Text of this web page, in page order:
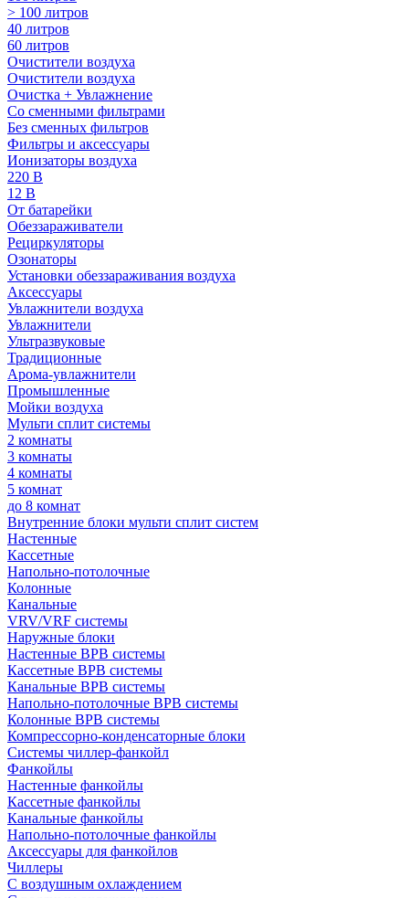
> 100 литров
40 литров
60 литров
Очистители воздуха
Очистители воздуха
Очистка + Увлажнение
Cо сменными фильтрами
Без сменных фильтров
Фильтры и аксессуары
Ионизаторы воздуха
220 В
12 В
От батарейки
Обеззараживатели
Рециркуляторы
Озонаторы
Установки обеззараживания воздуха
Аксессуары
Увлажнители воздуха
Увлажнители
Ультразвуковые
Традиционные
Арома-увлажнители
Промышленные
Мойки воздуха
Мульти сплит системы
2 комнаты
3 комнаты
4 комнаты
5 комнат
до 8 комнат
Внутренние блоки мульти сплит систем
Настенные
Кассетные
Напольно-потолочные
Колонные
Канальные
VRV/VRF системы
Наружные блоки
Настенные ВРВ системы
Кассетные ВРВ системы
Канальные ВРВ системы
Напольно-потолочные ВРВ системы
Колонные ВРВ системы
Компрессорно-конденсаторные блоки
Системы чиллер-фанкойл
Фанкойлы
Настенные фанкойлы
Кассетные фанкойлы
Канальные фанкойлы
Напольно-потолочные фанкойлы
Аксессуары для фанкойлов
Чиллеры
С воздушным охлаждением